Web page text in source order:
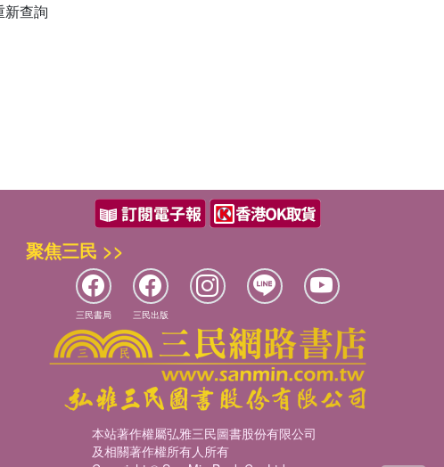
新查詢
聚焦三民 >>
三民書局 三民出版
本站著作權屬弘雅三民圖書股份有限公司
及相關著作權所有人所有